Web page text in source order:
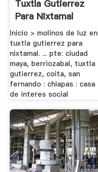
Tuxtla Gutierrez
Para Nixtamal
Inicio > molinos de luz en
tuxtla gutierrez para
nixtamal. ... pte: ciudad
maya, berriozabal, tuxtla
gutierrez, coita, san
fernando : chiapas : casa
de interes social